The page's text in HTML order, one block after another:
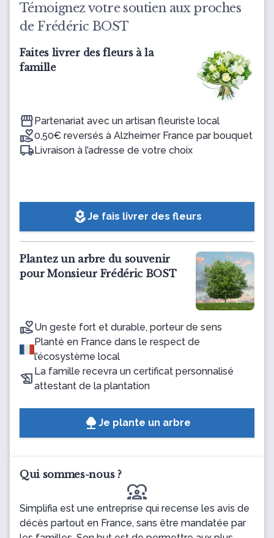
Témoignez votre soutien aux proches
de Frédéric BOST
Faites livrer des fleurs à la
famille
Partenariat avec un artisan fleuriste local
0,50€ reversés à Alzheimer France par bouquet
Livraison à l’adresse de votre choix
local_floristJe fais livrer des fleurs
Plantez un arbre du souvenir
pour Monsieur Frédéric BOST
Un geste fort et durable, porteur de sens
Planté en France dans le respect de
l’écosystème local
La famille recevra un certificat personnalisé
attestant de la plantation
Je plante un arbre
Qui sommes-nous ?
diversity_1
Simplifia est une entreprise qui recense les avis de
décès partout en France, sans être mandatée par